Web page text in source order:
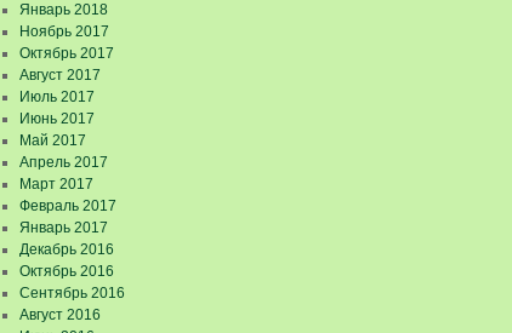
Январь 2018
Ноябрь 2017
Октябрь 2017
Август 2017
Июль 2017
Июнь 2017
Май 2017
Апрель 2017
Март 2017
Февраль 2017
Январь 2017
Декабрь 2016
Октябрь 2016
Сентябрь 2016
Август 2016